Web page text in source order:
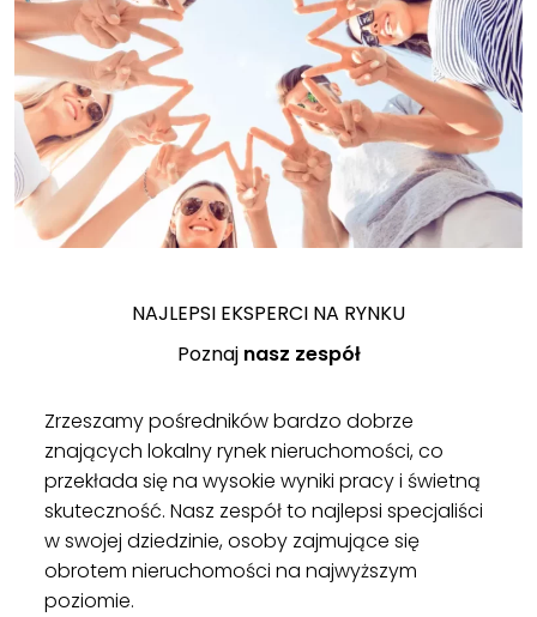
NAJLEPSI EKSPERCI NA RYNKU
Poznaj nasz zespół
Zrzeszamy pośredników bardzo dobrze
znających lokalny rynek nieruchomości, co
przekłada się na wysokie wyniki pracy i świetną
skuteczność. Nasz zespół to najlepsi specjaliści
w swojej dziedzinie, osoby zajmujące się
obrotem nieruchomości na najwyższym
poziomie.